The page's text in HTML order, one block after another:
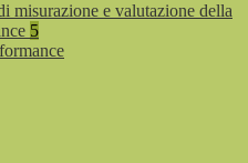
misurazione e valutazione della
5